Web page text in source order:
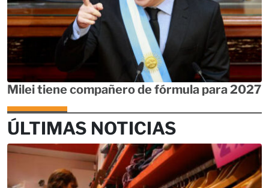
Milei tiene compañero de fórmula para 2027
ÚLTIMAS NOTICIAS